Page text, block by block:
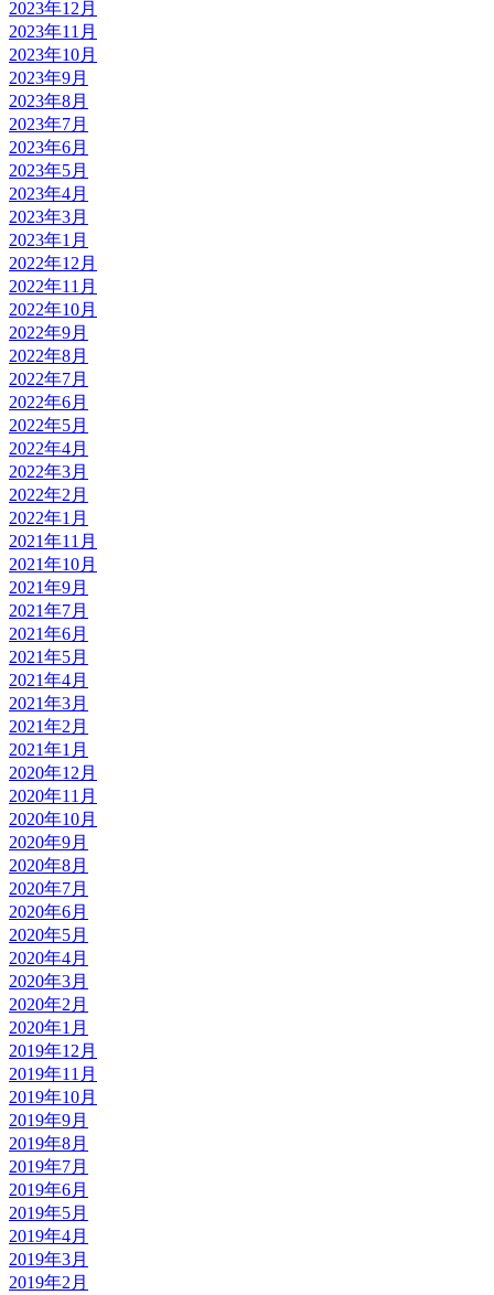
2023年12月
2023年11月
2023年10月
2023年9月
2023年8月
2023年7月
2023年6月
2023年5月
2023年4月
2023年3月
2023年1月
2022年12月
2022年11月
2022年10月
2022年9月
2022年8月
2022年7月
2022年6月
2022年5月
2022年4月
2022年3月
2022年2月
2022年1月
2021年11月
2021年10月
2021年9月
2021年7月
2021年6月
2021年5月
2021年4月
2021年3月
2021年2月
2021年1月
2020年12月
2020年11月
2020年10月
2020年9月
2020年8月
2020年7月
2020年6月
2020年5月
2020年4月
2020年3月
2020年2月
2020年1月
2019年12月
2019年11月
2019年10月
2019年9月
2019年8月
2019年7月
2019年6月
2019年5月
2019年4月
2019年3月
2019年2月